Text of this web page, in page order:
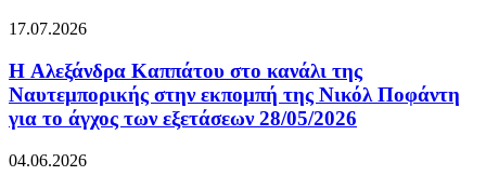
17.07.2026
H Αλεξάνδρα Καππάτου στο κανάλι της
Ναυτεμπορικής στην εκπομπή της Νικόλ Ποφάντη
για το άγχος των εξετάσεων 28/05/2026
04.06.2026